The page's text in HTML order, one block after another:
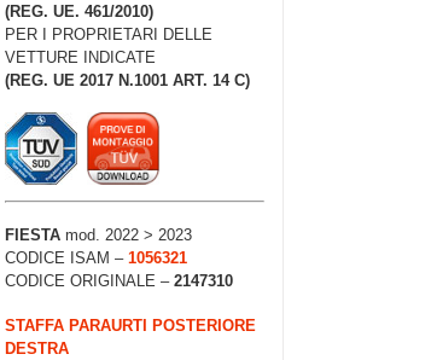
(REG. UE. 461/2010)
PER I PROPRIETARI DELLE
VETTURE INDICATE
(REG. UE 2017 N.1001 ART. 14 C)
FIESTAmod. 2022 > 2023
CODICE ISAM – 1056321
CODICE ORIGINALE – 2147310
STAFFA PARAURTI POSTERIORE
DESTRA